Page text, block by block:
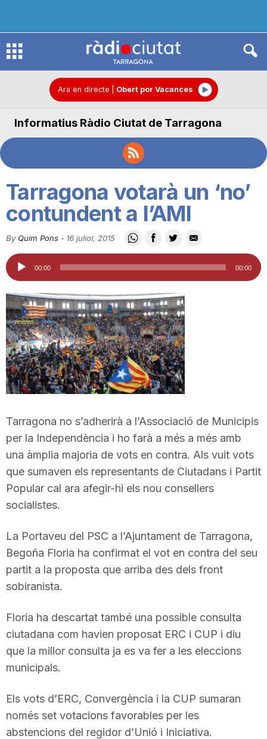
R
d
C
i
u
t
a
t
d
e
T
a
r
a
Ara en directe Obert por Vacances
Informatius Ràdio Ciutat de Tarragona
Tarragona votarà un ‘no’
contundent a l’AMI
By Quim Pons - 16 juliol, 2015
Reproductor
d'àudio
00:00 00:00
Tarragona no s’adherirà a l’Associació de Municipis
per la Independència i ho farà a més a més amb
una àmplia majoria de vots en contra. Als vuit vots
que sumaven els representants de Ciutadans i Partit
Popular cal ara afegir-hi els nou consellers
socialistes.
La Portaveu del PSC a l’Ajuntament de Tarragona,
Begoña Floria ha confirmat el vot en contra del seu
partit a la proposta que arriba des dels front
sobiranista.
Floria ha descartat també una possible consulta
ciutadana com havien proposat ERC i CUP i diu
que la millor consulta ja es va fer a les eleccions
municipals.
Els vots d’ERC, Convergència i la CUP sumaran
només set votacions favorables per les
abstencions del regidor d’Unió i Iniciativa.